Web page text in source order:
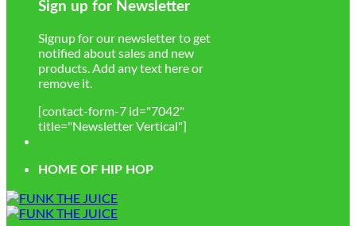
Sign up for Newsletter
Signup for our newsletter to get
notified about sales and new
products. Add any text here or
remove it.
[contact-form-7 id="7042"
title="Newsletter Vertical"]
HOME OF HIP HOP